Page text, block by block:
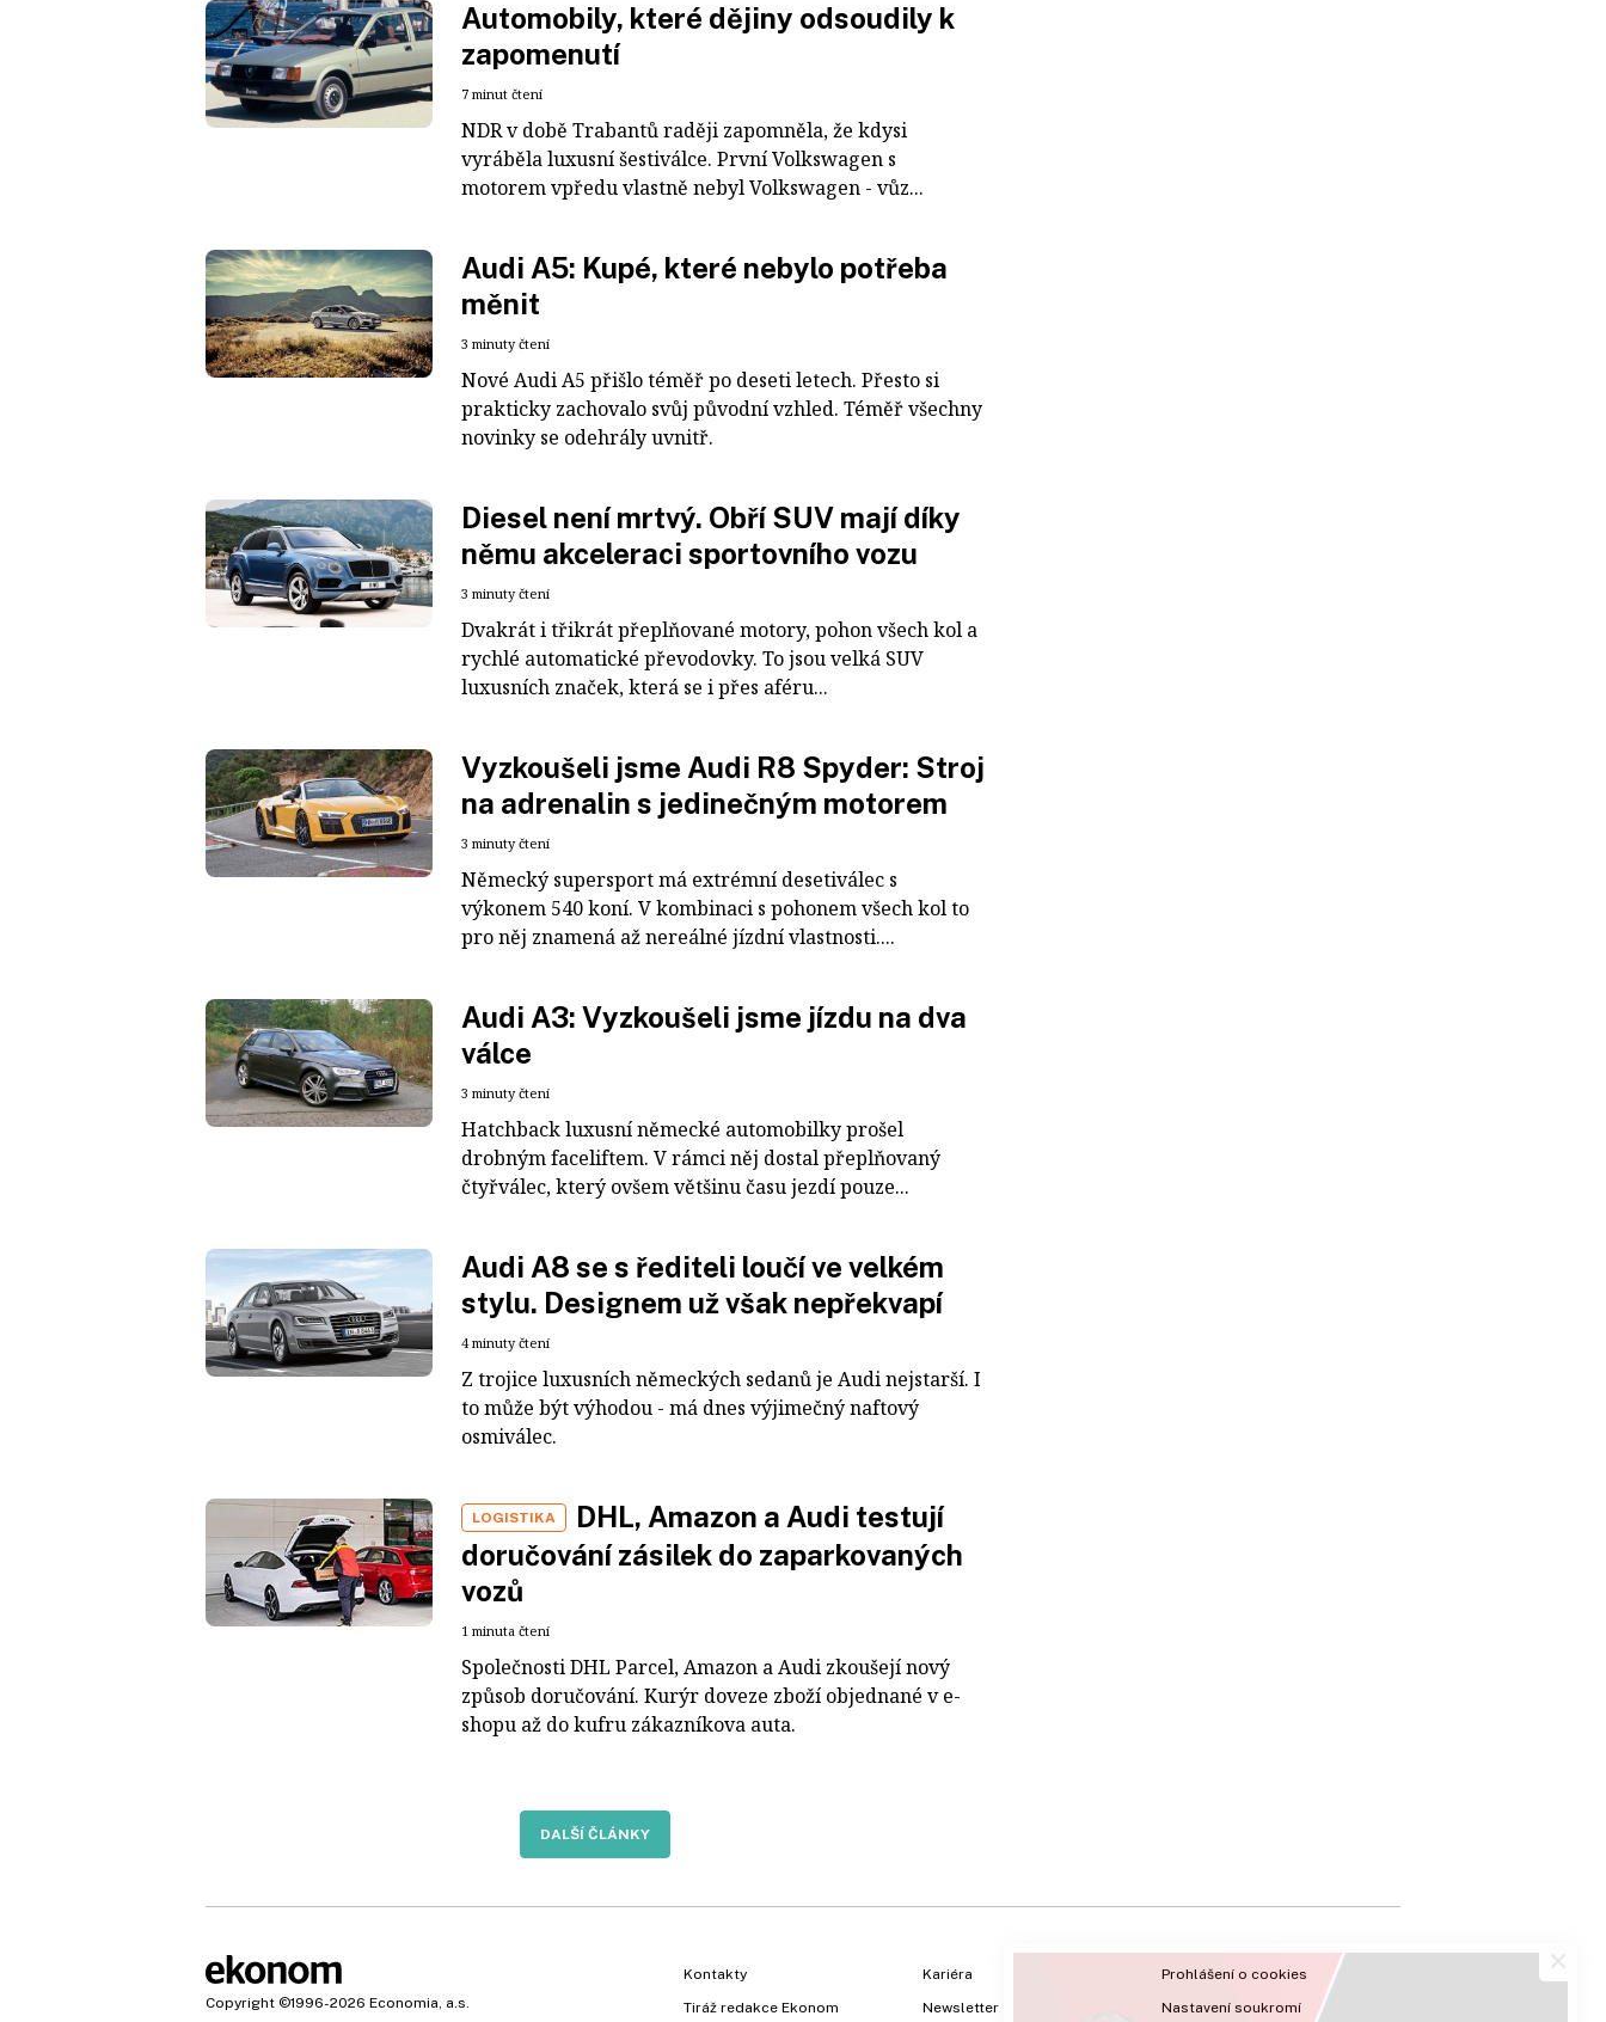
Automobily, které dějiny odsoudily k
zapomenutí
7 minut čtení
NDR v době Trabantů raději zapomněla, že kdysi
vyráběla luxusní šestiválce. První Volkswagen s
motorem vpředu vlastně nebyl Volkswagen - vůz...
Audi A5: Kupé, které nebylo potřeba
měnit
3 minuty čtení
Nové Audi A5 přišlo téměř po deseti letech. Přesto si
prakticky zachovalo svůj původní vzhled. Téměř všechny
novinky se odehrály uvnitř.
Diesel není mrtvý. Obří SUV mají díky
němu akceleraci sportovního vozu
3 minuty čtení
Dvakrát i třikrát přeplňované motory, pohon všech kol a
rychlé automatické převodovky. To jsou velká SUV
luxusních značek, která se i přes aféru...
Vyzkoušeli jsme Audi R8 Spyder: Stroj
na adrenalin s jedinečným motorem
3 minuty čtení
Německý supersport má extrémní desetiválec s
výkonem 540 koní. V kombinaci s pohonem všech kol to
pro něj znamená až nereálné jízdní vlastnosti....
Audi A3: Vyzkoušeli jsme jízdu na dva
válce
3 minuty čtení
Hatchback luxusní německé automobilky prošel
drobným faceliftem. V rámci něj dostal přeplňovaný
čtyřválec, který ovšem většinu času jezdí pouze...
Audi A8 se s řediteli loučí ve velkém
stylu. Designem už však nepřekvapí
4 minuty čtení
Z trojice luxusních německých sedanů je Audi nejstarší. I
to může být výhodou - má dnes výjimečný naftový
osmiválec.
LOGISTIKA
DHL, Amazon a Audi testují
doručování zásilek do zaparkovaných
vozů
1 minuta čtení
Společnosti DHL Parcel, Amazon a Audi zkoušejí nový
způsob doručování. Kurýr doveze zboží objednané v e-
shopu až do kufru zákazníkova auta.
DALŠÍ ČLÁNKY
Copyright ©1996-2026 Economia, a.s.
Kontakty
Tiráž redakce Ekonom
Kariéra
Newsletter
Prohlášení o cookies
Nastavení soukromí